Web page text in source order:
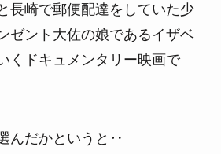
長崎で郵便配達をしていた少
ゼント大佐の娘であるイザベ
くドキュメンタリー映画で
んだかというと‥